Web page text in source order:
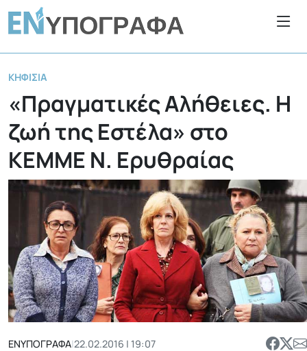
ΚΗΦΙΣΙΆ
«Πραγματικές Αλήθειες. Η
ζωή της Εστέλα» στο
ΚΕΜΜΕ Ν. Ερυθραίας
ΕΝΥΠΟΓΡΑΦΑ|22.02.2016 | 19:07